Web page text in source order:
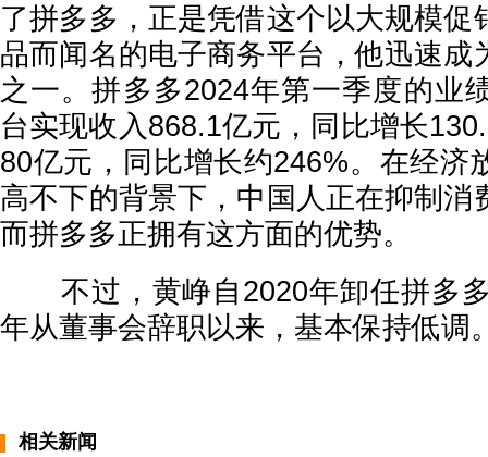
了拼多多，正是凭借这个以大规模促
品而闻名的电子商务平台，他迅速成
之一。拼多多2024年第一季度的业
台实现收入868.1亿元，同比增长
80亿元，同比增长约246%。在经济
高不下的背景下，中国人正在抑制消
而拼多多正拥有这方面的优势。
不过，黄峥自2020年卸任拼多多
年从董事会辞职以来，基本保持低调
相关新闻